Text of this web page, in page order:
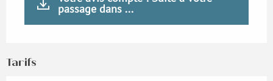
passage dans ...
Tarifs